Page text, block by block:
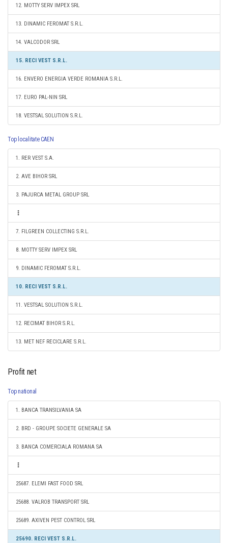
12. MOTTY SERV IMPEX SRL
13. DINAMIC FEROMAT S.R.L.
14. VALCODOR SRL
15. RECI VEST S.R.L.
16. ENVERO ENERGIA VERDE ROMANIA S.R.L.
17. EURO PAL-NIN SRL
18. VESTSAL SOLUTION S.R.L.
Top localitate CAEN
1. RER VEST S.A.
2. AVE BIHOR SRL
3. PAJURCA METAL GROUP SRL
7. FILGREEN COLLECTING S.R.L.
8. MOTTY SERV IMPEX SRL
9. DINAMIC FEROMAT S.R.L.
10. RECI VEST S.R.L.
11. VESTSAL SOLUTION S.R.L.
12. RECIMAT BIHOR S.R.L.
13. MET NEF RECICLARE S.R.L.
Profit net
Top national
1. BANCA TRANSILVANIA SA
2. BRD - GROUPE SOCIETE GENERALE SA
3. BANCA COMERCIALA ROMANA SA
25687. ELEMI FAST FOOD SRL
25688. VALROB TRANSPORT SRL
25689. AXIVEN PEST CONTROL SRL
25690. RECI VEST S.R.L.